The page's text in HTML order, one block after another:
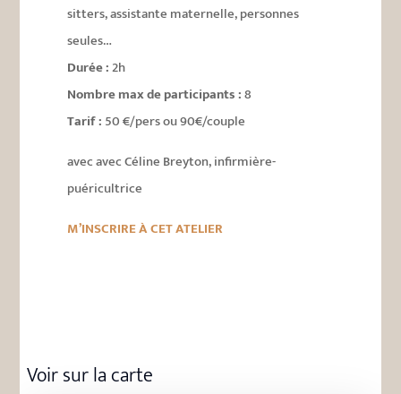
sitters, assistante maternelle, personnes
seules…
Durée :2h
Nombre max de participants :8
Tarif : 50 €/pers ou 90€/couple
avec avec Céline Breyton, infirmière-
puéricultrice
M’INSCRIRE À CET ATELIER
Voir sur la carte